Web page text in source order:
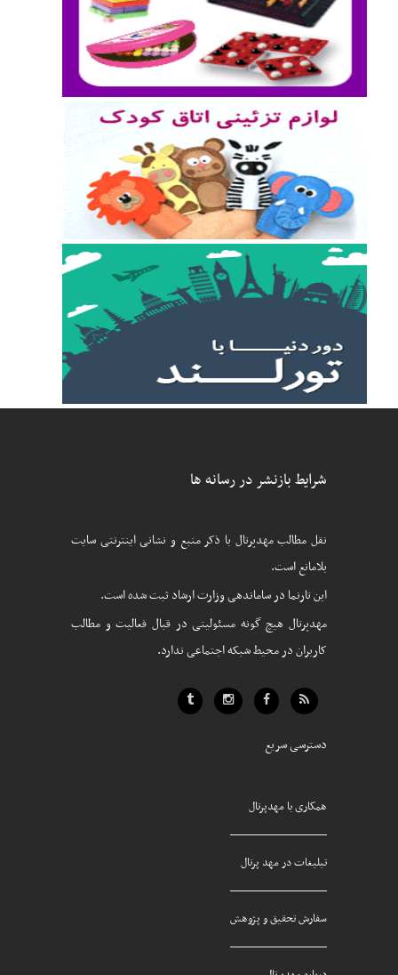
شرایط بازنشر در رسانه ها
نقل مطالب مهدپرتال با ذکر منبع و نشانی اینترنتی سایت
بلامانع است.
این تارنما در ساماندهی وزارت ارشاد ثبت شده است.
مهدپرتال هیچ گونه مسئولیتی در قبال فعالیت و مطالب
کاربران در محیط شبکه اجتماعی ندارد.
دسترسی سریع
همکاری با مهدپرتال
تبلیغات در مهد پرتال
سفارش تحقیق و پژوهش